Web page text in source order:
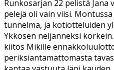
Runkosarjan 22 pelistä
pelejä oli vain viisi.
tunnelma, ja kotiotteluiden
Ykkösen neljänneksi
kiitos Mikille
periksiantamattomasta